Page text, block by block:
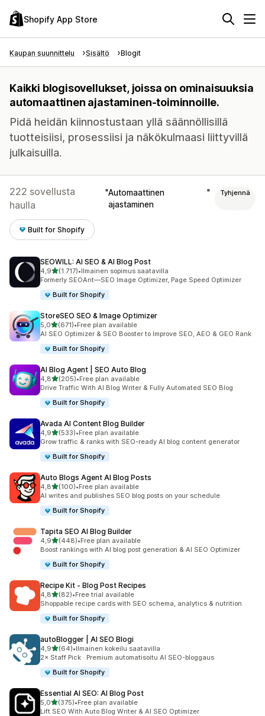
Shopify App Store
Kaupan suunnittelu Sisältö Blogit
Kaikki blogisovellukset, joissa on ominaisuuksia
automaattinen ajastaminen-toiminnoille.
Pidä heidän kiinnostustaan yllä säännöllisillä
tuotteisiisi, prosessiisi ja näkökulmaasi liittyvillä
julkaisuilla.
222 sovellusta
haulla
Automaattinen
ajastaminen
Tyhjennä
Built for Shopify
SEOWILL: AI SEO & AI Blog Post
4,9/ 5 tähteä
(1 717)
1717 arvostelua yhteensä
•Ilmainen sopimus saatavilla
Formerly SEOAnt—SEO Image Optimizer, Page Speed Optimizer
Built for Shopify
StoreSEO SEO & Image Optimizer
5,0/ 5 tähteä
(671)
671 arvostelua yhteensä
•Free plan available
AI SEO Optimizer & SEO Booster to Improve SEO, AEO & GEO Rank
Built for Shopify
AI Blog Agent | SEO Auto Blog
4,8/ 5 tähteä
(205)
205 arvostelua yhteensä
•Free plan available
Drive Traffic With AI Blog Writer & Fully Automated SEO Blog
Built for Shopify
Avada AI Content Blog Builder
4,9/ 5 tähteä
(533)
533 arvostelua yhteensä
•Free plan available
Grow traffic & ranks with SEO-ready AI blog content generator
Built for Shopify
Auto Blogs Agent AI Blog Posts
4,8/ 5 tähteä
(100)
100 arvostelua yhteensä
•Free plan available
AI writes and publishes SEO blog posts on your schedule.
Built for Shopify
Tapita SEO AI Blog Builder
4,9/ 5 tähteä
(448)
448 arvostelua yhteensä
•Free plan available
Boost rankings with AI blog post generation & AI SEO Optimizer
Built for Shopify
Recipe Kit ‑ Blog Post Recipes
4,8/ 5 tähteä
(82)
82 arvostelua yhteensä
•Free trial available
Shoppable recipe cards with SEO schema, analytics & nutrition
Built for Shopify
autoBlogger | AI SEO Blogi
4,9/ 5 tähteä
(64)
64 arvostelua yhteensä
•Ilmainen kokeilu saatavilla
2× Staff Pick · Premium automatisoitu AI SEO-bloggaus
Built for Shopify
Essential AI SEO: AI Blog Post
5,0/ 5 tähteä
(375)
375 arvostelua yhteensä
•Free plan available
Lift SEO With Auto Blog Writer & AI SEO Optimizer